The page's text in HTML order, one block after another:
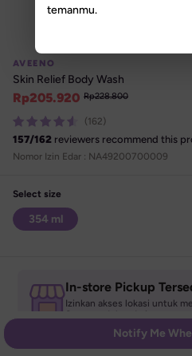
AVEENO
Skin Relief Body Wash
Rp205.920 Rp228.800
(162)
157/162 reviewers recommend this
Nomor Izin Edar : NA49200700009
Select size
354 ml
In-store Pickup
Izinkan akses lokasi untuk
Store terdekat darimu
Notify Me
temanmu.